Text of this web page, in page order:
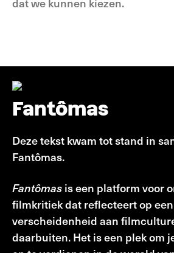
Fantômas
Deze tekst kwam tot stand in
Fantômas.
Fantômas is een platform voor
filmkritiek dat reflecteert op een
verscheidenheid aan
daarbuiten. Het is een plek om